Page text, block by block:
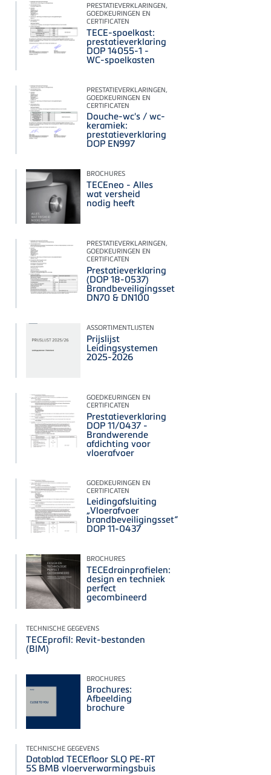
PRESTATIEVERKLARINGEN,
GOEDKEURINGEN EN
CERTIFICATEN
TECE-spoelkast:
prestatieverklaring
DOP 14055-1 -
WC-spoelkasten
PRESTATIEVERKLARINGEN,
GOEDKEURINGEN EN
CERTIFICATEN
Douche-wc's / wc-
keramiek:
prestatieverklaring
DOP EN997
BROCHURES
TECEneo - Alles
wat versheid
nodig heeft
PRESTATIEVERKLARINGEN,
GOEDKEURINGEN EN
CERTIFICATEN
Prestatieverklaring
(DOP 18-0537)
Brandbeveiligingsset
DN70 & DN100
ASSORTIMENTLIJSTEN
Prijslijst
Leidingsystemen
2025-2026
GOEDKEURINGEN EN
CERTIFICATEN
Prestatieverklaring
DOP 11/0437 -
Brandwerende
afdichting voor
vloerafvoer
GOEDKEURINGEN EN
CERTIFICATEN
Leidingafsluiting
„Vloerafvoer
brandbeveiligingsset“
DOP 11-0437
BROCHURES
TECEdrainprofielen:
design en techniek
perfect
gecombineerd
TECHNISCHE GEGEVENS
TECEprofil: Revit-bestanden
(BIM)
BROCHURES
Brochures:
Afbeelding
brochure
TECHNISCHE GEGEVENS
Datablad TECEfloor SLQ PE-RT
5S BMB vloerverwarmingsbuis